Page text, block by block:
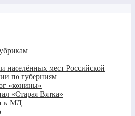
населённых мест Российской
по губерниям
«конины»
«Старая Вятка»
к МД